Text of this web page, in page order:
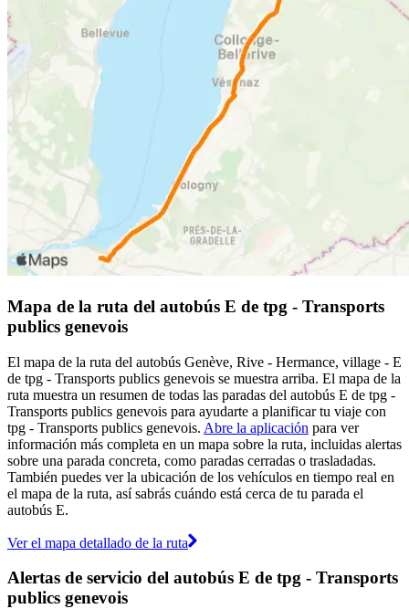
Mapa de la ruta del autobús E de tpg - Transports
publics genevois
El mapa de la ruta del autobús Genève, Rive - Hermance, village - E
de tpg - Transports publics genevois se muestra arriba. El mapa de la
ruta muestra un resumen de todas las paradas del autobús E de tpg -
Transports publics genevois para ayudarte a planificar tu viaje con
tpg - Transports publics genevois. Abre la aplicación para ver
información más completa en un mapa sobre la ruta, incluidas alertas
sobre una parada concreta, como paradas cerradas o trasladadas.
También puedes ver la ubicación de los vehículos en tiempo real en
el mapa de la ruta, así sabrás cuándo está cerca de tu parada el
autobús E.
Ver el mapa detallado de la ruta
Alertas de servicio del autobús E de tpg - Transports
publics genevois